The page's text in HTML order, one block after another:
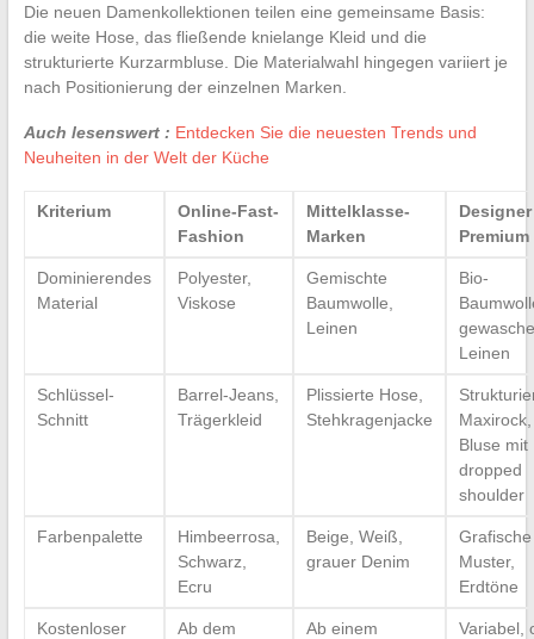
Die neuen Damenkollektionen teilen eine gemeinsame Basis:
die weite Hose, das fließende knielange Kleid und die
strukturierte Kurzarmbluse. Die Materialwahl hingegen variiert je
nach Positionierung der einzelnen Marken.
Auch lesenswert : Entdecken Sie die neuesten Trends und
Neuheiten in der Welt der Küche
Kriterium
Online-Fast-
Fashion
Mittelklasse-
Marken
Designer
Premium
Dominierendes
Material
Polyester,
Viskose
Gemischte
Baumwolle,
Leinen
Bio-
Leinen
Schlüssel-
Schnitt
Barrel-Jeans,
Trägerkleid
Plissierte Hose,
Stehkragenjacke
Maxirock,
Bluse mit
dropped
shoulder
Farbenpalette
Himbeerrosa,
Schwarz,
Ecru
Beige, Weiß,
grauer Denim
Grafische
Muster,
Erdtöne
Kostenloser
Ab dem
Ab einem
Variabel,